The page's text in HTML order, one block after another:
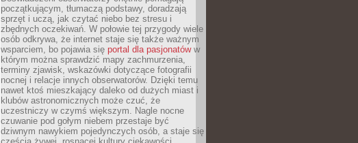
początkującym, tłumaczą podstawy, doradzają
sprzęt i uczą, jak czytać niebo bez stresu i
zbędnych oczekiwań. W połowie tej przygody wiele
osób odkrywa, że internet staje się także ważnym
wsparciem, bo pojawia się portal dla pasjonatóww
którym można sprawdzić mapy zachmurzenia,
terminy zjawisk, wskazówki dotyczące fotografii
nocnej i relacje innych obserwatorów. Dzięki temu
nawet ktoś mieszkający daleko od dużych miast i
klubów astronomicznych może czuć, że
uczestniczy w czymś większym. Nagle nocne
czuwanie pod gołym niebem przestaje być
dziwnym nawykiem pojedynczych osób, a staje się